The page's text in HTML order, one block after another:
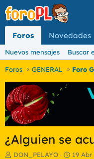
Foros Novedades
Nuevos mensajes Buscar
Foros GENERAL Foro
¿Alguien se
IDON_PELAYO
F19